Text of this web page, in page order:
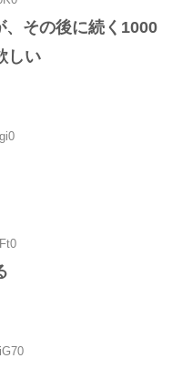
、その後に続く1000
しい